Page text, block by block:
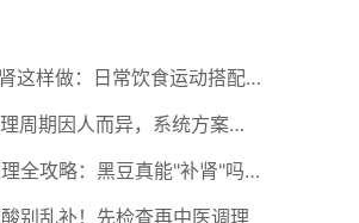
科学护肾这样做：日常饮食运动搭配避5大误区！
肾虚调理周期因人而异，系统方案助你科学恢复！
肾虚调理全攻略：黑豆真能"补肾"吗？
别乱补！先检查再中医调理